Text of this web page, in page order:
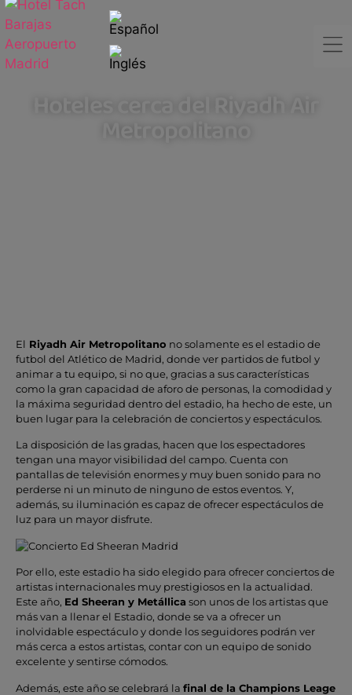
El Riyadh Air Metropolitano no solamente es el estadio de
futbol del Atlético de Madrid, donde ver partidos de futbol y
animar a tu equipo, si no que, gracias a sus características
como la gran capacidad de aforo de personas, la comodidad y
la máxima seguridad dentro del estadio, ha hecho de este, un
buen lugar para la celebración de conciertos y espectáculos.
La disposición de las gradas, hacen que los espectadores
tengan una mayor visibilidad del campo. Cuenta con
pantallas de televisión enormes y muy buen sonido para no
perderse ni un minuto de ninguno de estos eventos. Y,
además, su iluminación es capaz de ofrecer espectáculos de
luz para un mayor disfrute.
Por ello, este estadio ha sido elegido para ofrecer conciertos de
artistas internacionales muy prestigiosos en la actualidad.
Este año, Ed Sheeran y Metállica son unos de los artistas que
más van a llenar el Estadio, donde se va a ofrecer un
inolvidable espectáculo y donde los seguidores podrán ver
más cerca a estos artistas, contar con un equipo de sonido
excelente y sentirse cómodos.
Además, este año se celebrará la final de la Champions Leage